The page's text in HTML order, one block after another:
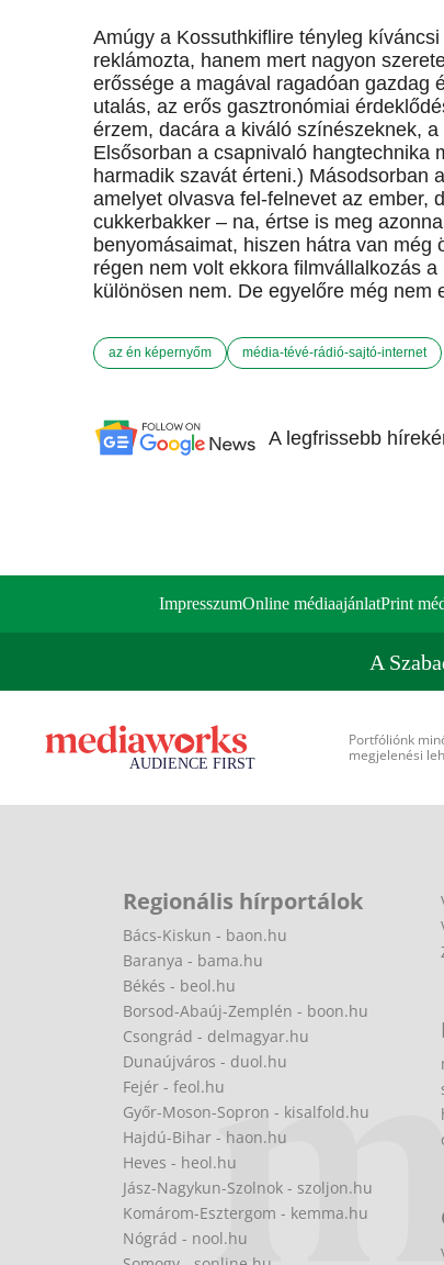
Amúgy a Kossuthkiflire tényleg
reklámozta, hanem mert nagyon
erőssége a magával ragadóan gazdag
utalás, az erős gasztronómiai
érzem, dacára a kiváló színészeknek,
Elsősorban a csapnivaló hangtechnika
harmadik szavát érteni.) Másodsorban
amelyet olvasva fel-felnevet az ember,
cukkerbakker – na, értse is meg
benyomásaimat, hiszen hátra van
régen nem volt ekkora filmvállalkozás
különösen nem. De egyelőre még nem
az én képernyőm média-tévé-rádió-sajtó-internet
A legfrissebb
ImpresszumOnline médiaajánlatPrint
A
Portfóliónk
megjelenési
Regionális hírportálok
Bács-Kiskun - baon.hu
Baranya - bama.hu
Békés - beol.hu
Borsod-Abaúj-Zemplén - boon.hu
Csongrád - delmagyar.hu
Dunaújváros - duol.hu
Fejér - feol.hu
Győr-Moson-Sopron - kisalfold.hu
Hajdú-Bihar - haon.hu
Heves - heol.hu
Jász-Nagykun-Szolnok - szoljon.hu
Komárom-Esztergom - kemma.hu
Nógrád - nool.hu